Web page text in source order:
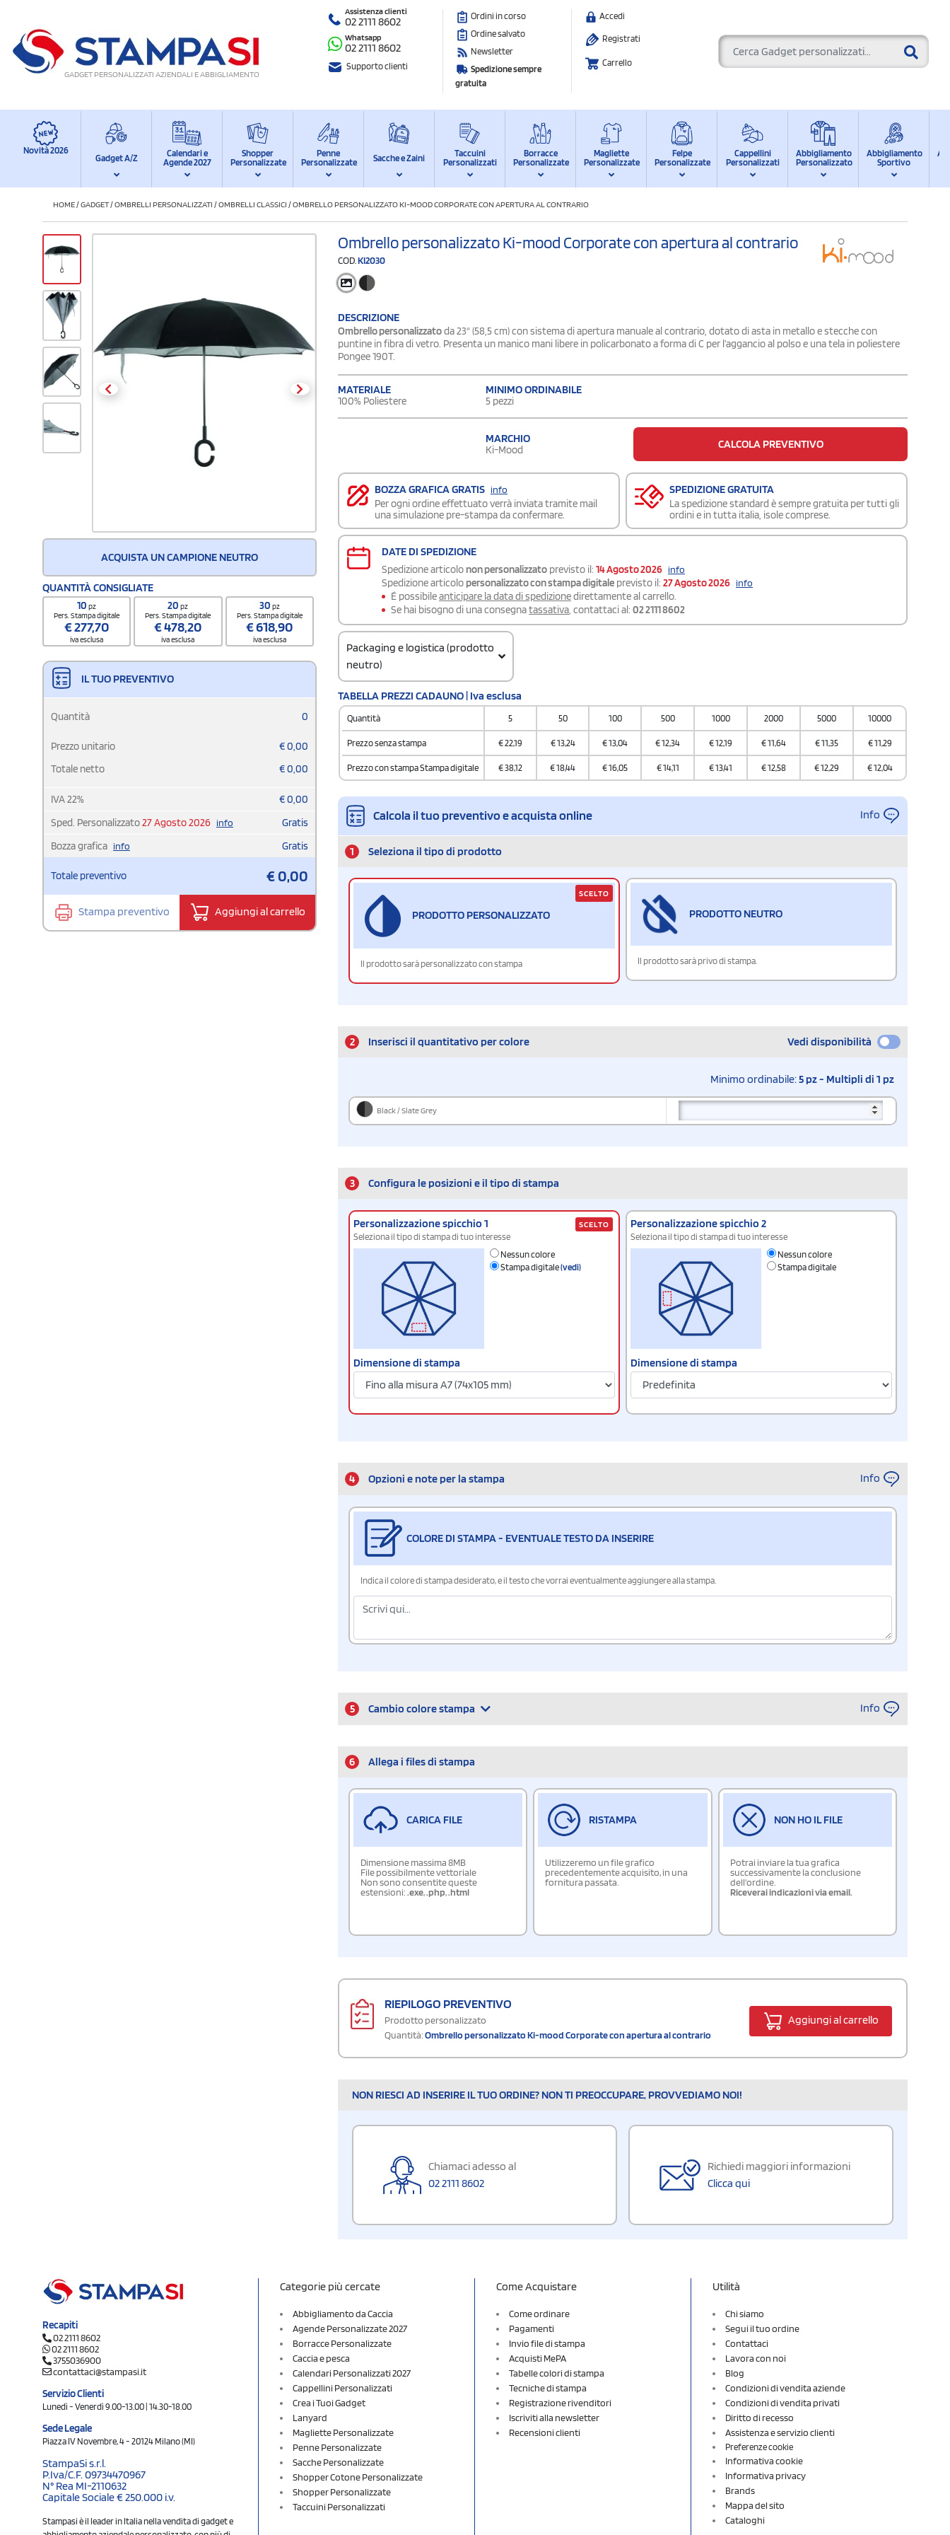
GADGET PERSONALIZZATI AZIENDALI E ABBIGLIAMENTO
Assistenza clienti
02 2111 8602
Whatsapp
02 2111 8602
Supporto clienti
Ordini in corso
Ordine salvato
Newsletter
Spedizione sempre
gratuita
Accedi
Registrati
Carrello
Novità 2026
Gadget A/Z
Calendari e
Agende 2027
Shopper
Personalizzate
Penne
Personalizzate
Sacche e Zaini
Taccuini
Personalizzati
Borracce
Personalizzate
Magliette
Personalizzate
Felpe
Personalizzate
Cappellini
Personalizzati
Abbigliamento
Personalizzato
Abbigliamento
Sportivo
HOME/GADGET/OMBRELLI PERSONALIZZATI /OMBRELLI CLASSICI /OMBRELLO PERSONALIZZATO KI-MOOD CORPORATE CON APERTURA AL CONTRARIO
ACQUISTA UN CAMPIONE NEUTRO
QUANTITÀ CONSIGLIATE
10pz
Pers. Stampa digitale
€277,70
iva esclusa
20pz
Pers. Stampa digitale
€478,20
iva esclusa
30 pz
Pers. Stampa digitale
€618,90
iva esclusa
IL TUO PREVENTIVO
Quantità 0
Prezzo unitario €0,00
Totale netto
€0,00
IVA22% €0,00
Sped. Personalizzato27 Agosto 2026 info
Gratis
Bozza grafica info Gratis
Totale preventivo €0,00
Stampa preventivo Aggiungi al carrello
Ombrello personalizzato Ki-mood Corporate con apertura al contrario
COD. KI2030
DESCRIZIONE
Ombrello personalizzatoda 23" (58,5 cm) con sistema di apertura manuale al contrario, dotato di asta in metallo e stecche con
puntine in fibra di vetro. Presenta un manico mani libere in policarbonato a forma di C per l’aggancio al polso e una tela in poliestere
Pongee 190T.
MATERIALE
100% Poliestere
MINIMO ORDINABILE
5 pezzi
MARCHIO
Ki-Mood CALCOLA PREVENTIVO
BOZZA GRAFICA GRATIS info
Per ogni ordine effettuato verrà inviata tramite mail
una simulazione pre-stampa da confermare.
SPEDIZIONE GRATUITA
La spedizione standard è sempre gratuita per tutti gli
ordini e in tutta italia, isole comprese.
DATE DI SPEDIZIONE
Spedizione articolo non personalizzato previsto il: 14 Agosto 2026 info
Spedizione articolo personalizzato con stampa digitale previsto il: 27 Agosto 2026 info
É possibileanticipare la data di spedizionedirettamente al carrello.
Se hai bisogno di una consegnatassativa , contattaci al: 02 2111 8602
Packaging e logistica (prodotto
neutro)
66019920
TABELLA PREZZI CADAUNO | Iva esclusa
Quantità 5 50 100 500 1000 2000 5000 10000
Prezzo senza stampa €22,19 €13,24 €13,04 €12,34 €12,19 €11,64 €11,35 €11,29
Prezzo con stampa Stampa digitale €38,12 €18,44 €16,05 €14,11 €13,41 €12,58 €12,29 €12,04
Calcola il tuo preventivo e acquista online Info
1 Seleziona il tipo di prodotto
PRODOTTO PERSONALIZZATO
Il prodotto sarà personalizzato con stampa
SCELTO
PRODOTTO NEUTRO
Il prodotto sarà privo di stampa.
2 Inserisci il quantitativo per colore Vedi disponibilità
Minimo ordinabile:5 pz - Multipli di 1 pz
Black / Slate Grey
3 Configura le posizioni e il tipo di stampa
Personalizzazione spicchio 1
Seleziona il tipo di stampa di tuo interesse
Nessun colore
Stampa digitale(vedi)
Dimensione di stampa
SCELTO Personalizzazione spicchio 2
Seleziona il tipo di stampa di tuo interesse
Nessun colore
Stampa digitale
Dimensione di stampa
4 Opzioni e note per la stampa Info
COLORE DI STAMPA - EVENTUALE TESTO DA INSERIRE
Indica il colore di stampa desiderato, e il testo che vorrai eventualmente aggiungere alla stampa.
5 Cambio colore stampa Info
6 Allega i files di stampa
CARICA FILE
Dimensione massima 8MB
File possibilmente vettoriale
Non sono consentite queste
estensioni:.exe,.php,.html
RISTAMPA
Utilizzeremo un file grafico
precedentemente acquisito, in una
fornitura passata.
NON HO IL FILE
Potrai inviare la tua grafica
successivamente la conclusione
dell'ordine.
Riceverai indicazioni via email.
RIEPILOGO PREVENTIVO
Prodotto personalizzato
Quantità:Ombrello personalizzato Ki-mood Corporate con apertura al contrario
Aggiungi al carrello
NON RIESCI AD INSERIRE IL TUO ORDINE? NON TI PREOCCUPARE, PROVVEDIAMO NOI!
Chiamaci adesso al
02 2111 8602
Richiedi maggiori informazioni
Clicca qui
Recapiti
02 2111 8602
02 2111 8602
3755036900
contattaci@stampasi.it
Servizio Clienti
Lunedì - Venerdì 9.00-13.00 | 14.30-18.00
Sede Legale
Piazza IV Novembre, 4 - 20124 Milano (MI)
StampaSi s.r.l.
P.Iva/C.F. 09734470967
N° Rea MI-2110632
Capitale Sociale € 250.000 i.v.
Stampasi è il leader in Italia nella vendita di gadget e
Categorie più cercate
Abbigliamento da Caccia
Agende Personalizzate 2027
Borracce Personalizzate
Caccia e pesca
Calendari Personalizzati 2027
Cappellini Personalizzati
Crea i Tuoi Gadget
Lanyard
Magliette Personalizzate
Penne Personalizzate
Sacche Personalizzate
Shopper Cotone Personalizzate
Shopper Personalizzate
Taccuini Personalizzati
Come Acquistare
Come ordinare
Pagamenti
Invio file di stampa
Acquisti MePA
Tabelle colori di stampa
Tecniche di stampa
Registrazione rivenditori
Iscriviti alla newsletter
Recensioni clienti
Utilità
Chi siamo
Segui il tuo ordine
Contattaci
Lavora con noi
Blog
Condizioni di vendita aziende
Condizioni di vendita privati
Diritto di recesso
Assistenza e servizio clienti
Preferenze cookie
Informativa cookie
Informativa privacy
Brands
Mappa del sito
Cataloghi